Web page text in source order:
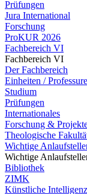
Prüfungen
Jura International
Forschung
ProKUR 2026
Fachbereich VI
Fachbereich VI
Der Fachbereich
Einheiten /
Studium
Prüfungen
Internationales
Forschung &
Theologische
Wichtige
Wichtige
Bibliothek
ZIMK
Künstliche